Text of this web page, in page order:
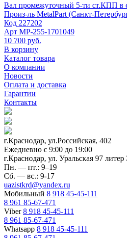
Вал промежуточный 5-ти ст.КПП в
Произ-ль MetalPart (Санкт-
Код 227202
Арт МР-255-1701049
10 700 руб.
В корзину
Каталог товара
О компании
Новости
Оплата и доставка
Гарантии
Контакты
г.Краснодар, ул.Российская, 402
Ежедневно c 9:00 до 19:00
г.Краснодар, ул. Уральская 97 литер
Пн. — пт.: 9–19
Сб. — вс.: 9-17
uazistkrd@yandex.ru
Мобильный 8 918 45-45-111
8 961 85-67-471
Viber8 918 45-45-111
8 961 85-67-471
Whatsapp 8 918 45-45-111